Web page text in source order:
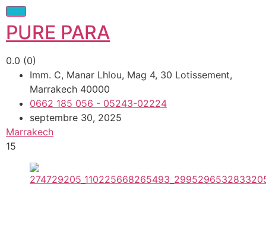
PURE PARA
0.0 (0)
Imm. C, Manar Lhlou, Mag 4, 30 Lotissement,
Marrakech 40000
0662 185 056 - 05243-02224
septembre 30, 2025
Marrakech
15